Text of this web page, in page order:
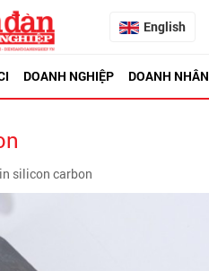
English
DOANH NGHIỆP DOANH NHÂN
silicon carbon